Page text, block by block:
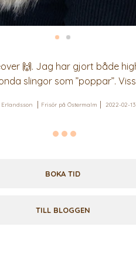
🙌. Jag har gjort både
slingor som ”poppar”.
Frisör på Östermalm 2022-02-13
BOKA TID
TILL BLOGGEN